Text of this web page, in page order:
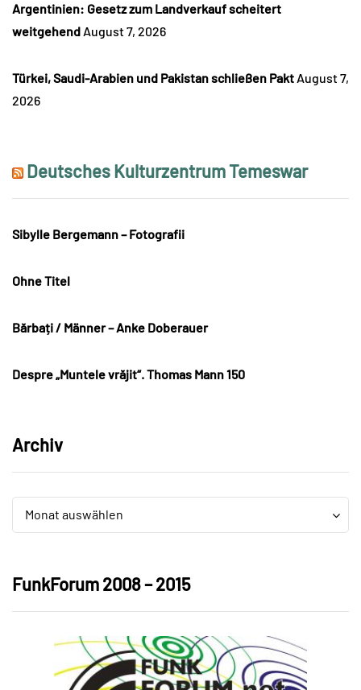
Argentinien: Gesetz zum Landverkauf scheitert
weitgehend August 7, 2026
Türkei, Saudi-Arabien und Pakistan schließen Pakt August 7,
2026
Deutsches Kulturzentrum Temeswar
Sibylle Bergemann – Fotografii
Ohne Titel
Bărbați / Männer – Anke Doberauer
Despre „Muntele vrăjit“. Thomas Mann 150
Archiv
Archiv
Monat auswählen
Archiv
FunkForum 2008 – 2015